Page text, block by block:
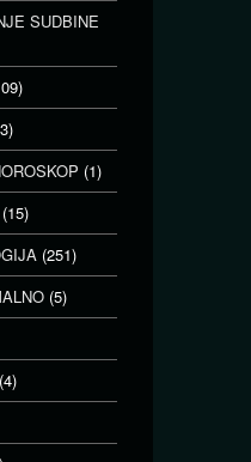
SUDBINE
(1)
(15)
(251)
(5)
(4)